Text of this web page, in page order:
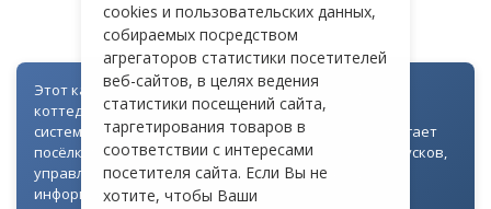
СТ «АКМИГРАН»
Этот каталог создан как часть цифровой экосистемы
коттеджных посёлков: для всех объектов доступна
система контроля доступа через Telegram. Она помогает
посёлкам автоматизировать выдачу гостевых пропусков,
управлять доступом на территорию и оперативно
информировать жителей
cookies и пользовательских данных,
собираемых посредством
агрегаторов статистики посетителей
веб-сайтов, в целях ведения
статистики посещений сайта,
таргетирования товаров в
соответствии с интересами
посетителя сайта. Если Вы не
хотите, чтобы Ваши